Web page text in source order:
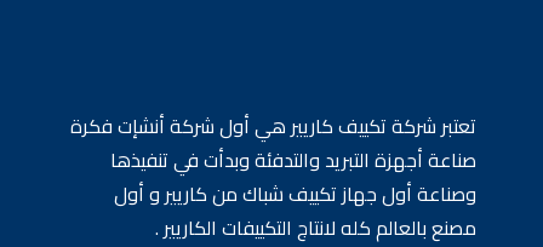
تعتبر شركة تكييف كاريير هي أول شركة أنشإت فكرة
صناعة أجهزة التبريد والتدفئة وبدأت في تنفيذها
وصناعة أول جهاز تكييف شباك من كاريير و أول
مصنع بالعالم كله لانتاج التكييفات الكاريير .